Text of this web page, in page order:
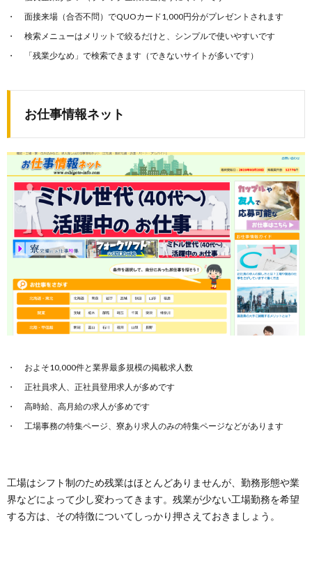
面接来場（合否不問）でQUOカード1,000円分がプレゼントされます
検索メニューはメリットで絞るだけと、シンプルで使いやすいです
「残業少なめ」で検索できます（できないサイトが多いです）
お仕事情報ネット
およそ10,000件と業界最多規模の掲載求人数
正社員求人、正社員登用求人が多めです
高時給、高月給の求人が多めです
工場事務の特集ページ、寮あり求人のみの特集ページなどがあります
工場はシフト制のため残業はほとんどありませんが、勤務形態や業
界などによって少し変わってきます。残業が少ない工場勤務を希望
する方は、その特徴についてしっかり押さえておきましょう。